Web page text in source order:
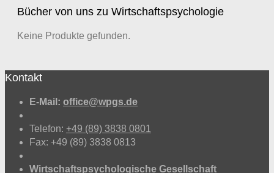
Bücher von uns zu Wirtschaftspsychologie
Keine Produkte gefunden.
Kontakt
E-Mail: office@wpgs.de
Telefon: +49 (89) 3838 0801
Fax: +49 (89) 3838 0813
Wirtschaftspsychologische Gesellschaft